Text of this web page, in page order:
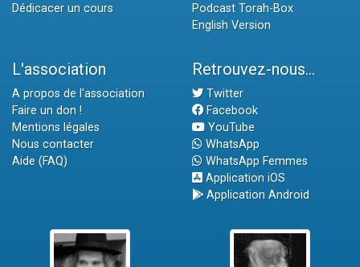
Dédicacer un cours
Podcast Torah-Box
English Version
L'association
A propos de l'association
Faire un don !
Mentions légales
Nous contacter
Aide (FAQ)
Retrouvez-nous...
Twitter
Facebook
YouTube
WhatsApp
WhatsApp Femmes
Application iOS
Application Android